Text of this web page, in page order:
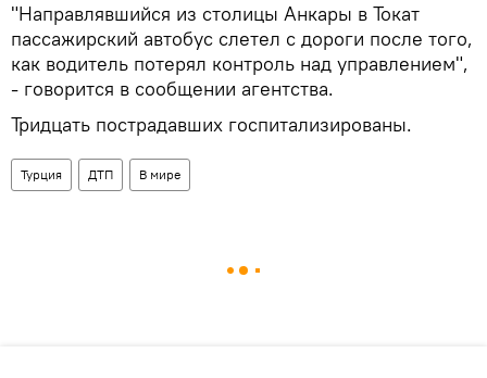
"Направлявшийся из столицы Анкары в Токат
пассажирский автобус слетел с дороги после того,
как водитель потерял контроль над управлением",
- говорится в сообщении агентства.
Тридцать пострадавших госпитализированы.
Турция ДТП В мире